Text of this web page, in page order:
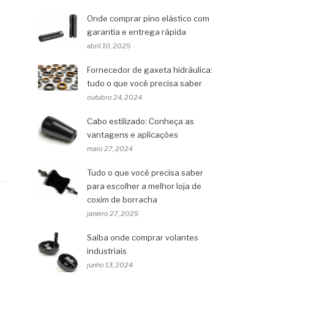
Onde comprar pino elástico com
garantia e entrega rápida
abril 10, 2025
Fornecedor de gaxeta hidráulica:
tudo o que você precisa saber
outubro 24, 2024
Cabo estilizado: Conheça as
vantagens e aplicações
maio 27, 2024
Tudo o que você precisa saber
para escolher a melhor loja de
coxim de borracha
janeiro 27, 2025
Saiba onde comprar volantes
industriais
junho 13, 2024